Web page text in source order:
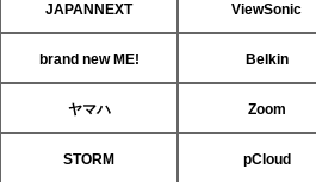
JAPANNEXT ViewSonic
brand new ME! Belkin
ヤマハ Zoom
STORM pCloud